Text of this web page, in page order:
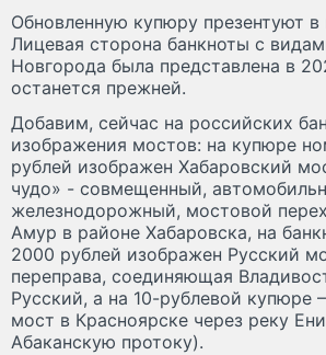
Обновленную купюру презентуют в
Лицевая сторона банкноты с
Новгорода была представлена в
останется прежней.
Добавим, сейчас на российских
изображения мостов: на купюре
рублей изображен Хабаровский
чудо» - совмещенный,
железнодорожный, мостовой
Амур в районе Хабаровска, на
2000 рублей изображен Русский
переправа, соединяющая
Русский, а на 10-рублевой купюре
мост в Красноярске через реку
Абаканскую протоку).